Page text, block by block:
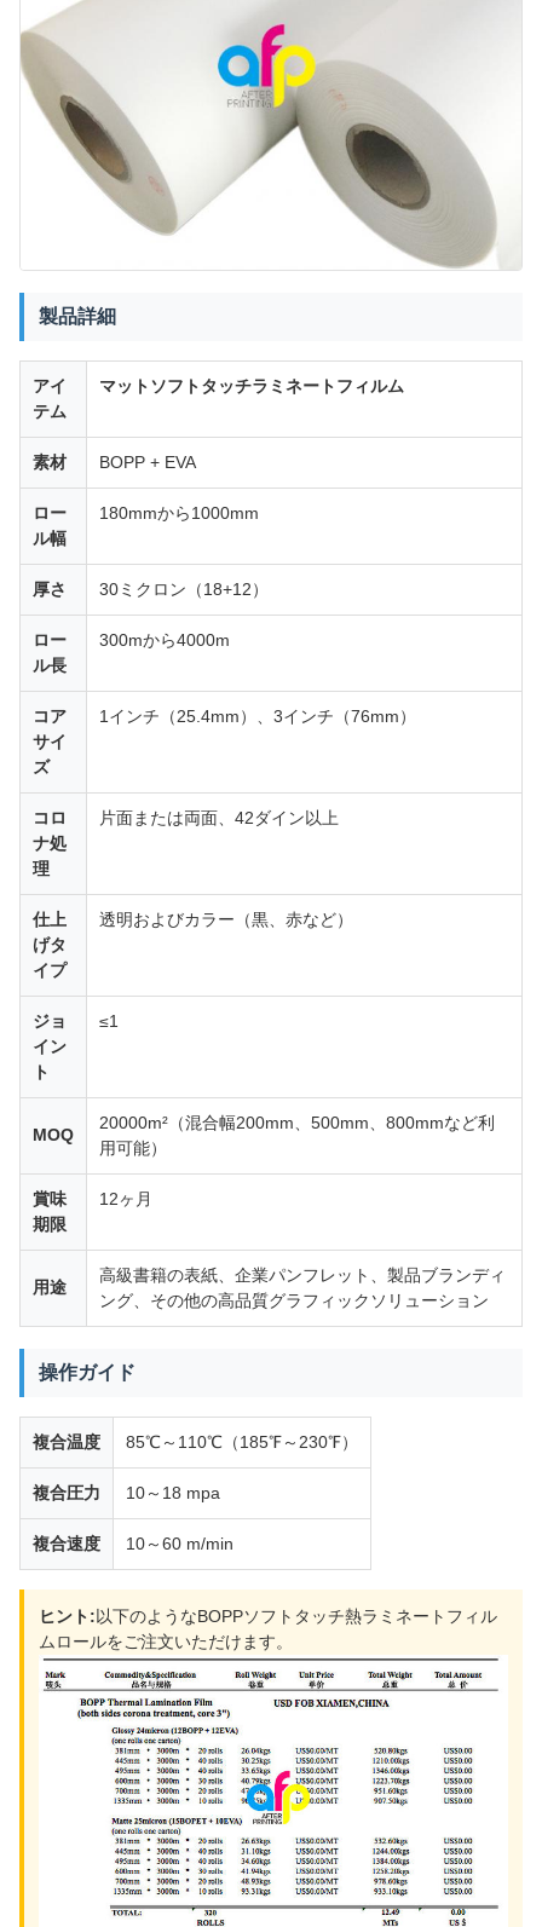
製品詳細
アイ
テム
マットソフトタッチラミネートフィルム
素材 BOPP + EVA
ロー
ル幅
180mmから1000mm
厚さ 30ミクロン（18+12）
ロー
ル長
300mから4000m
コア
サイ
ズ
1インチ（25.4mm）、3インチ（76mm）
コロ
ナ処
理
片面または両面、42ダイン以上
仕上
げタ
イプ
透明およびカラー（黒、赤など）
ジョ
イン
ト
≤1
MOQ
20000m²（混合幅200mm、500mm、800mmなど利
用可能）
賞味
期限
12ヶ月
用途
高級書籍の表紙、企業パンフレット、製品ブランディ
ング、その他の高品質グラフィックソリューション
操作ガイド
複合温度 85℃～110℃（185℉～230℉）
複合圧力 10～18 mpa
複合速度 10～60 m/min
ヒント:以下のようなBOPPソフトタッチ熱ラミネートフィル
ムロールをご注文いただけます。